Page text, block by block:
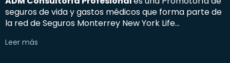
seguros de vida y gastos médicos que forma parte de
la red de Seguros Monterrey New York Life…
Leer más